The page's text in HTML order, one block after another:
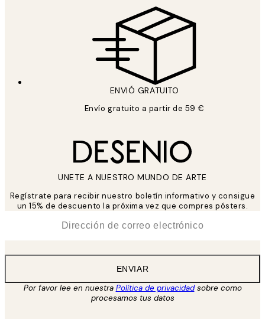
ENVIÓ GRATUITO
Envío gratuito a partir de 59 €
UNETE A NUESTRO MUNDO DE ARTE
Regístrate para recibir nuestro boletín informativo y consigue
un 15% de descuento la próxima vez que compres pósters.
ENVIAR
Por favor lee en nuestra Política de privacidadsobre como
procesamos tus datos